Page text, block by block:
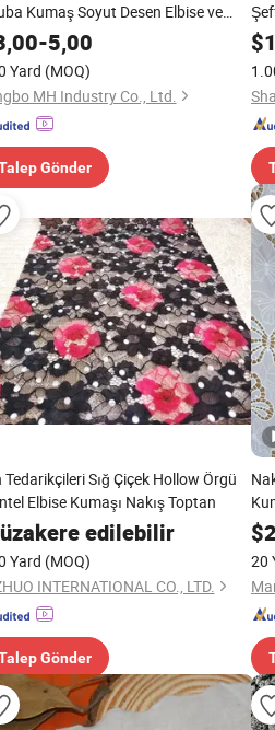
Kumaş Soyut Desen Elbise ve
Üst için
-5,00
Yard (MOQ)
MH Industry Co., Ltd.
Gönder
$
Tedarikçileri Sığ Çiçek Hollow Örgü
Elbise Kumaşı Nakış Toptan
edilebilir
Yard (MOQ)
INTERNATIONAL CO., LTD.
Gönder
$
20